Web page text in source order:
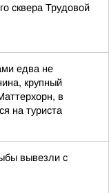
сквера Трудовой
едва не
крупный
в
на туриста
вывезли с